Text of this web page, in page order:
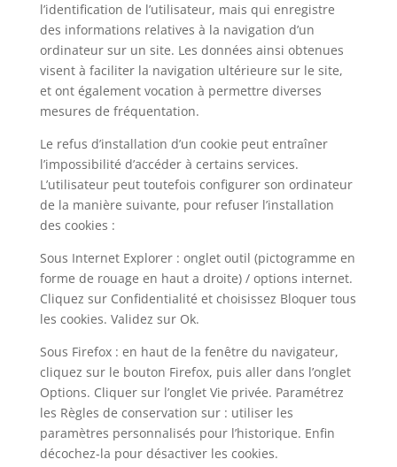
l’identification de l’utilisateur, mais qui enregistre
des informations relatives à la navigation d’un
ordinateur sur un site. Les données ainsi obtenues
visent à faciliter la navigation ultérieure sur le site,
et ont également vocation à permettre diverses
mesures de fréquentation.
Le refus d’installation d’un cookie peut entraîner
l’impossibilité d’accéder à certains services.
L’utilisateur peut toutefois configurer son ordinateur
de la manière suivante, pour refuser l’installation
des cookies :
Sous Internet Explorer : onglet outil (pictogramme en
forme de rouage en haut a droite) / options internet.
Cliquez sur Confidentialité et choisissez Bloquer tous
les cookies. Validez sur Ok.
Sous Firefox : en haut de la fenêtre du navigateur,
cliquez sur le bouton Firefox, puis aller dans l’onglet
Options. Cliquer sur l’onglet Vie privée. Paramétrez
les Règles de conservation sur : utiliser les
paramètres personnalisés pour l’historique. Enfin
décochez-la pour désactiver les cookies.